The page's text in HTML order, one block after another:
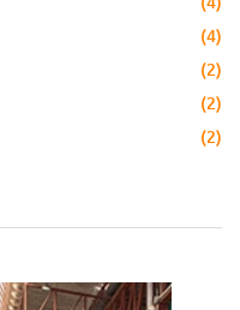
(4)
(2)
(2)
(2)